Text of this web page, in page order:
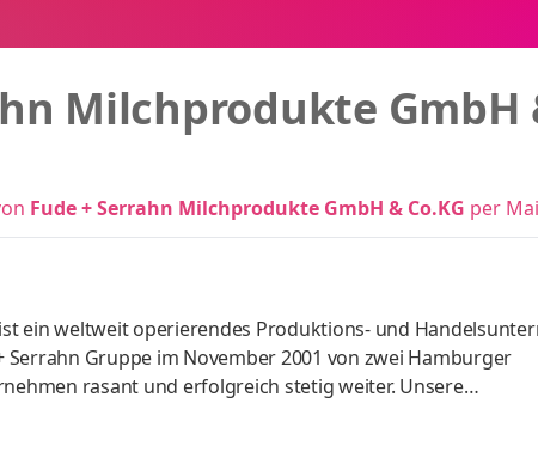
Milchprodukte GmbH
Fude + Serrahn Milchprodukte GmbH & Co.KG per
ein weltweit operierendes Produktions- und
Gruppe im November 2001 von zwei Hamburger
rasant und erfolgreich stetig weiter. Unsere
und unsere Molkereien sind verteilt in ganz
Handelshaus und unseren neun eigenen